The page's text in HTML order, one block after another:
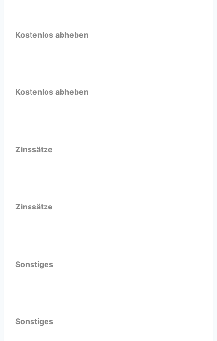
Kostenlos abheben
Kostenlos abheben
Zinssätze
Zinssätze
Sonstiges
Sonstiges